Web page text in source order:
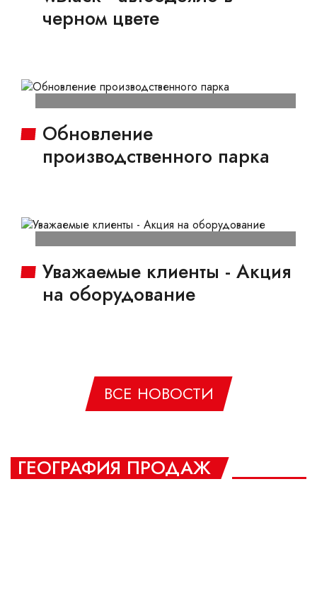
черном цвете
Обновление
производственного парка
Уважаемые клиенты - Акция
на оборудование
ВСЕ НОВОСТИ
ГЕОГРАФИЯ ПРОДАЖ